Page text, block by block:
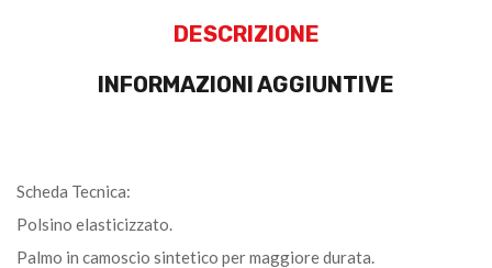
DESCRIZIONE
INFORMAZIONI AGGIUNTIVE
Scheda Tecnica:
Polsino elasticizzato.
Palmo in camoscio sintetico per maggiore durata.